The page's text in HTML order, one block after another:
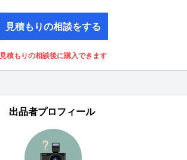
見積もりの相談をする
見積もりの相談後に購入できます
出品者プロフィール